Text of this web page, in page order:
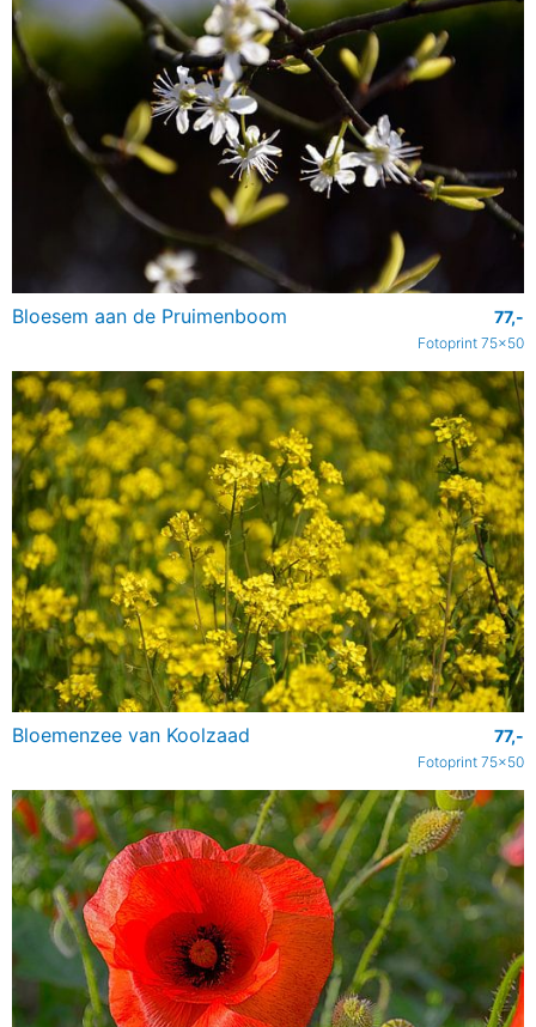
Bloesem aan de Pruimenboom 77,-
Fotoprint 75x50
Bloemenzee van Koolzaad 77,-
Fotoprint 75x50